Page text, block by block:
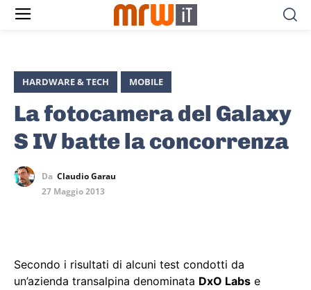
HARDWARE & TECH MOBILE
La fotocamera del Galaxy
S IV batte la concorrenza
Da Claudio Garau
27 Maggio 2013
Secondo i risultati di alcuni test condotti da
un’azienda transalpina denominata DxO Labs e